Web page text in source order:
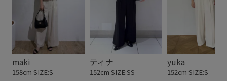
maki
158cm SIZE:S
ティナ
152cm SIZE:SS
yuka
152cm SIZE:S